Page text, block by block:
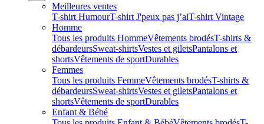
Meilleures ventes
T-shirt HumourT-shirt J'peux pas j’aiT-shirt Vintage
Homme
Tous les produits HommeVêtements brodésT-shirts &
débardeursSweat-shirtsVestes et giletsPantalons et
shortsVêtements de sportDurables
Femmes
Tous les produits FemmeVêtements brodésT-shirts &
débardeursSweat-shirtsVestes et giletsPantalons et
shortsVêtements de sportDurables
Enfant & Bébé